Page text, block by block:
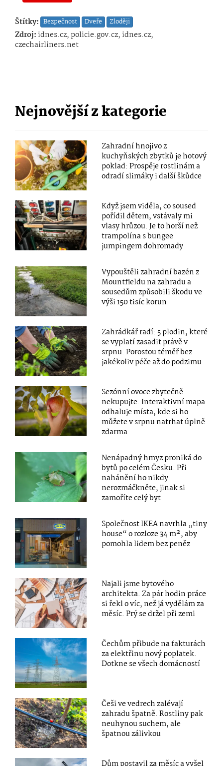
Štítky: Bezpečnost Dveře Zloději
Zdroj: idnes.cz, policie.gov.cz, idnes.cz,
czechairliners.net
Nejnovější z kategorie
Zahradní hnojivo z
kuchyňských zbytků je hotový
poklad: Prospěje rostlinám a
odradí slimáky i další škůdce
Když jsem viděla, co soused
pořídil dětem, vstávaly mi
vlasy hrůzou. Je to horší než
trampolína s bungee
jumpingem dohromady
Vypouštěli zahradní bazén z
Mountfieldu na zahradu a
sousedům způsobili škodu ve
výši 150 tisíc korun
Zahrádkář radí: 5 plodin, které
se vyplatí zasadit právě v
srpnu. Porostou téměř bez
jakékoliv péče až do podzimu
Sezónní ovoce zbytečně
nekupujte. Interaktivní mapa
odhaluje místa, kde si ho
můžete v srpnu natrhat úplně
zdarma
Nenápadný hmyz proniká do
bytů po celém Česku. Při
nahánění ho nikdy
nerozmáčkněte, jinak si
zamoříte celý byt
Společnost IKEA navrhla „tiny
house“ o rozloze 34 m², aby
pomohla lidem bez peněz
Najali jsme bytového
architekta. Za pár hodin práce
si řekl o víc, než já vydělám za
měsíc. Prý se držel při zemi
Čechům přibude na fakturách
za elektřinu nový poplatek.
Dotkne se všech domácností
Češi ve vedrech zalévají
zahradu špatně. Rostliny pak
neuhynou suchem, ale
špatnou zálivkou